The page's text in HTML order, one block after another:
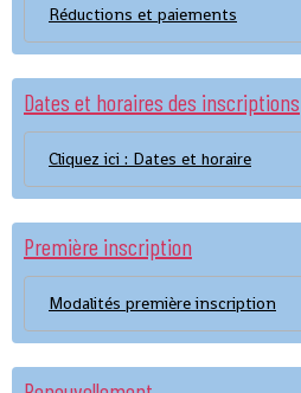
Réductions et paiements
Dates et horaires des inscriptions
Cliquez ici : Dates et horaire
Première inscription
Modalités première inscription